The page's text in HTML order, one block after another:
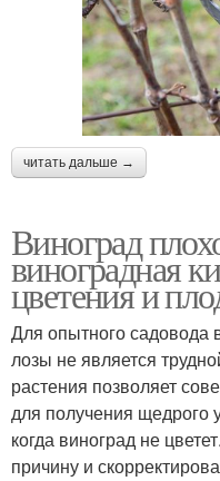
читать дальше →
Виноград
виноградная
цветения и
Для опытного
лозы не является
растения позволяет
для получения щедрого
когда виноград не
причину и